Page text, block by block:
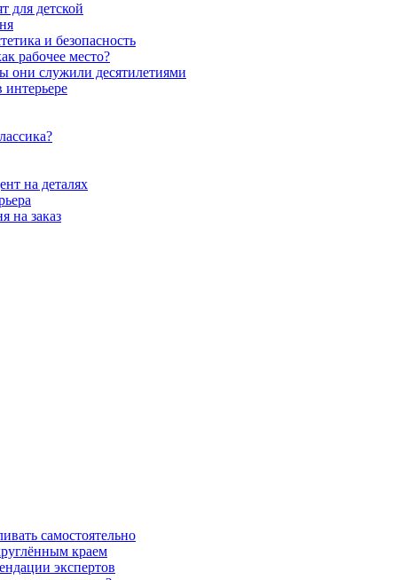
для детской
и безопасность
рабочее место?
они служили десятилетиями
интерьере
на деталях
на заказ
самостоятельно
краем
экспертов